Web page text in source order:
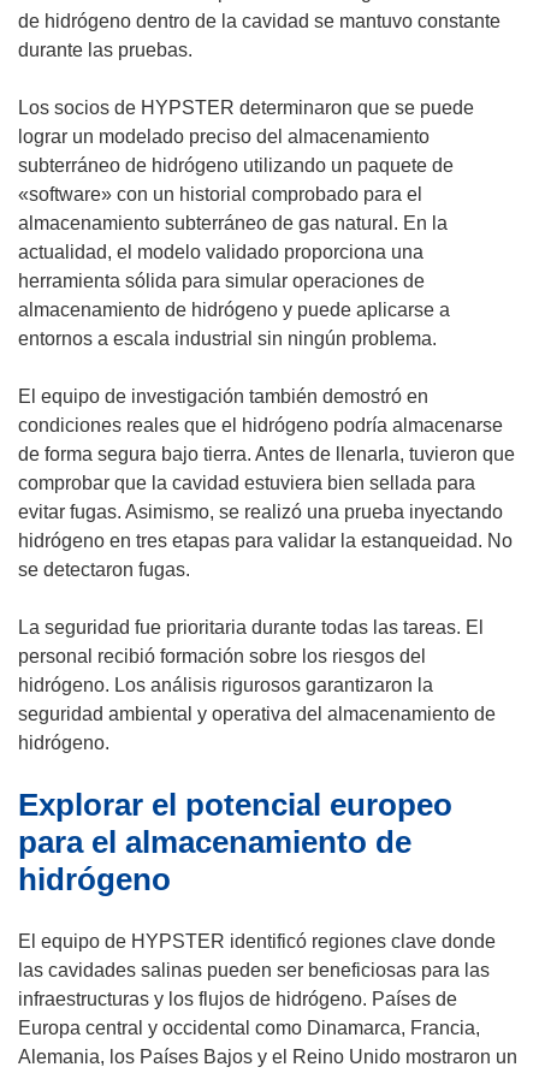
e
r
i
r
á
n
u
n
a
u
e
v
a
v
e
a
n
a
)
de hidrógeno dentro de la cavidad se mantuvo constante
durante las pruebas.
Los socios de HYPSTER determinaron que se puede
lograr un modelado preciso del almacenamiento
subterráneo de hidrógeno utilizando un paquete de
«software» con un historial comprobado para el
almacenamiento subterráneo de gas natural. En la
actualidad, el modelo validado proporciona una
herramienta sólida para simular operaciones de
almacenamiento de hidrógeno y puede aplicarse a
entornos a escala industrial sin ningún problema.
El equipo de investigación también demostró en
condiciones reales que el hidrógeno podría almacenarse
de forma segura bajo tierra. Antes de llenarla, tuvieron que
comprobar que la cavidad estuviera bien sellada para
evitar fugas. Asimismo, se realizó una prueba inyectando
hidrógeno en tres etapas para validar la estanqueidad. No
se detectaron fugas.
La seguridad fue prioritaria durante todas las tareas. El
personal recibió formación sobre los riesgos del
hidrógeno. Los análisis rigurosos garantizaron la
seguridad ambiental y operativa del almacenamiento de
hidrógeno.
Explorar el potencial europeo
para el almacenamiento de
hidrógeno
El equipo de HYPSTER identificó regiones clave donde
las cavidades salinas pueden ser beneficiosas para las
infraestructuras y los flujos de hidrógeno. Países de
Europa central y occidental como Dinamarca, Francia,
Alemania, los Países Bajos y el Reino Unido mostraron un